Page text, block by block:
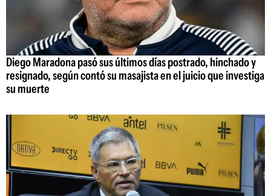
Diego Maradona pasó sus últimos días postrado, hinchado y
resignado, según contó su masajista en el juicio que investiga
su muerte